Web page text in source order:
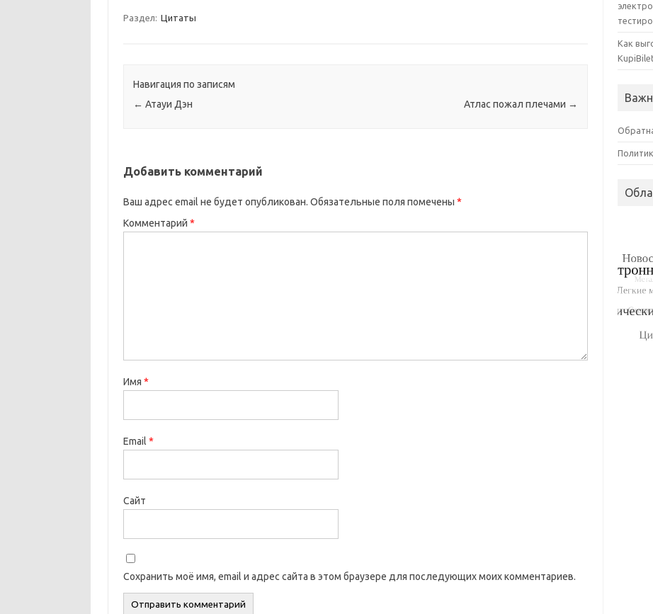
Раздел: Цитаты
Навигация по записям
← Атауи Дэн Атлас пожал плечами →
Добавить комментарий
Ваш адрес email не будет опубликован. Обязательные поля помечены *
Комментарий *
Имя *
Email *
Сайт
Сохранить моё имя, email и адрес сайта в этом браузере для последующих моих комментариев.
Как